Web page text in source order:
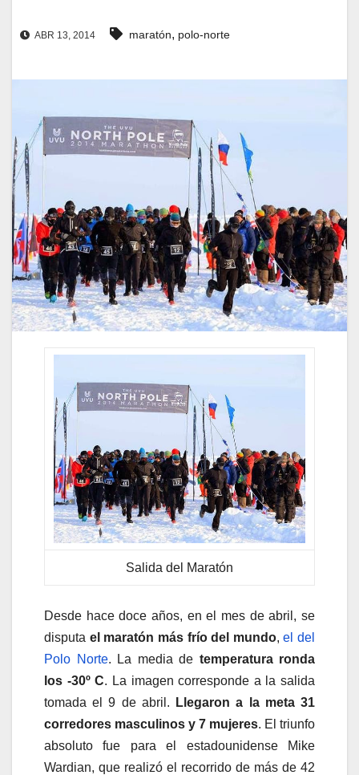
ABR 13, 2014 maratón, polo-norte
Salida del Maratón
Desde hace doce años, en el mes de abril, se
disputa el maratón más frío del mundo,el del
Polo Norte. La media de temperatura ronda
los -30º C. La imagen corresponde a la salida
tomada el 9 de abril.
Llegaron a la meta 31
corredores masculinos y 7 mujeres. El triunfo
absoluto fue para el estadounidense Mike
Wardian, que realizó el recorrido de más de 42